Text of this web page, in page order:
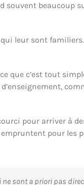
souvent beaucoup
leur sont
que c’est tout
pour arriver à
pour les
ne sonta priori pas